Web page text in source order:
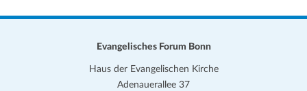
Evangelisches Forum Bonn
Haus der Evangelischen Kirche
Adenauerallee 37